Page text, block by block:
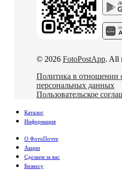
© 2026 FotoPostApp. All
Политика в отношении
персональных данных
Пользовательское
Каталог
Информация
О ФотоПочте
Акции
Сделаем за вас
Бизнесу